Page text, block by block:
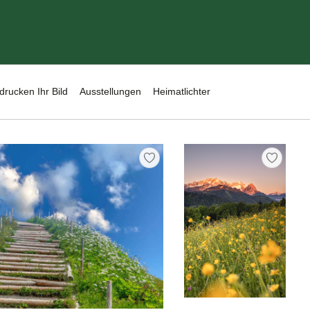
Ihr Bild Ausstellungen Heimatlichter